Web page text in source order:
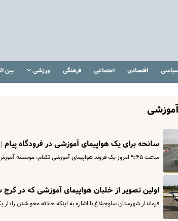
اقتصادی اجتماعی فرهنگی ورزشی بین
سانحه برای یک هواپیمای آموزشی در فرودگاه
ساعت ۹:۴۵ امروز یک فروند هواپیمای آموزشی تکنام، موسسه آموزش خلبانی هما در فاصله هزارپایی اول باند، هنگام نشستن توسط…
اولین تصویر از خلبان هواپیمای آموزشی که در
فرماندار شهرستان ساوجبلاغ با اشاره به اینکه حادثه محو شدن